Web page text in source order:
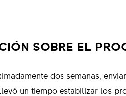
SOBRE EL
dos semanas,
un tiempo estabilizar los